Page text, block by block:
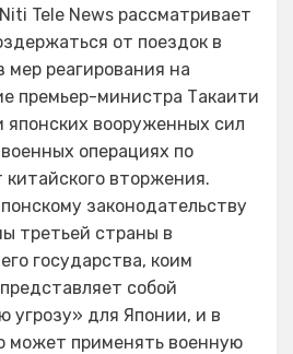
Tele News рассматривает
от поездок в
мер реагирования на
премьер-министра Такаити
японских вооруженных сил
операциях по
вторжения.
законодательству
третьей страны в
государства, коим
собой
угрозу» для Японии, и в
может применять военную